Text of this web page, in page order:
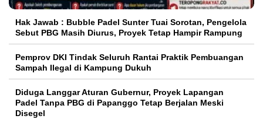
Hak Jawab : Bubble Padel Sunter Tuai Sorotan, Pengelola
Sebut PBG Masih Diurus, Proyek Tetap Hampir Rampung
Pemprov DKI Tindak Seluruh Rantai Praktik Pembuangan
Sampah Ilegal di Kampung Dukuh
Diduga Langgar Aturan Gubernur, Proyek Lapangan
Padel Tanpa PBG di Papanggo Tetap Berjalan Meski
Disegel